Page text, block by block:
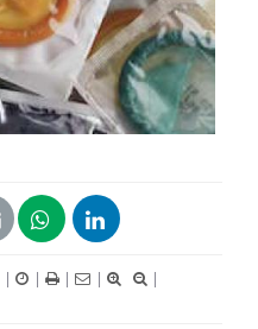
| | | |
|